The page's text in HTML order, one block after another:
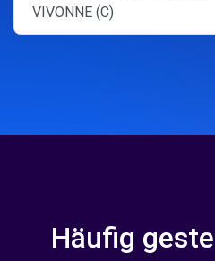
VIVONNE (C)
Häufig